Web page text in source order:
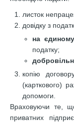
листок
довідку з
на
податку;
копію
(карткового)
допомоги.
Враховуючи те,
приватних